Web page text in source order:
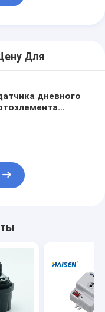
Для
дневного